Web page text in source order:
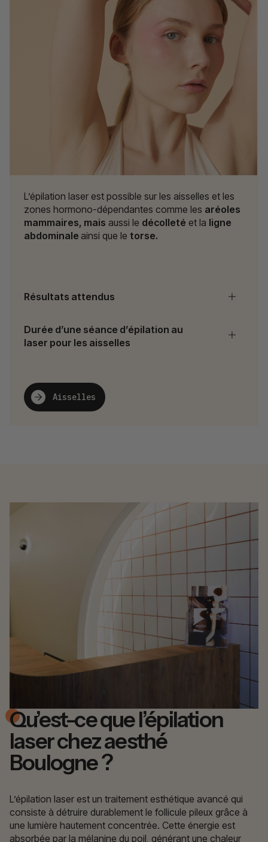
L’épilation laser est possible sur les aisselles et les
zones hormono-dépendantes comme les aréoles
mammaires, mais aussi le décolleté et la ligne
abdominale ainsi que le torse.
Résultats attendus
Durée d’une séance d’épilation au
laser pour les aisselles
Aisselles
Qu’est-ce que l’épilation
laser chez aesthé
Boulogne ?
L’épilation laser est un traitement esthétique avancé qui
consiste à détruire durablement le follicule pileux grâce à
une lumière hautement concentrée. Cette énergie est
absorbée par la mélanine du poil, générant une chaleur